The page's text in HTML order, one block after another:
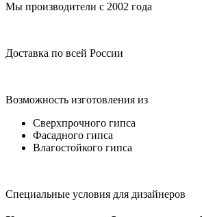
Мы производители с 2002 года
Доставка по всей России
Возможность изготовления из
Сверхпрочного гипса
Фасадного гипса
Влагостойкого гипса
Специальные условия для дизайнеров